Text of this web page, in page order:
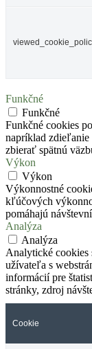
Funkčné
Funkčné
Funkčné cookies
napríklad zdieľanie
zbierať spätnú
Výkon
Výkon
Výkonnostné
kľúčových
pomáhajú
Analýza
Analýza
Analytické cookies
užívateľa s
informácií pre
stránky, zdroj
Cookie